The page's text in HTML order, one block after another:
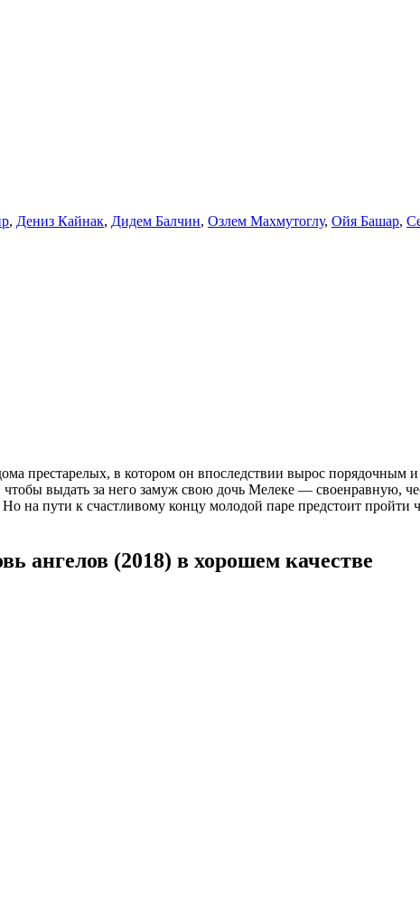
, Дениз Кайнак, Дидем Балчин, Озлем Махмутоглу, Ойя Башар,
престарелых, в котором он впоследствии вырос порядочным
выдать за него замуж свою дочь Мелеке — своенравную,
на пути к счастливому концу молодой паре предстоит пройти
ангелов (2018) в хорошем качестве